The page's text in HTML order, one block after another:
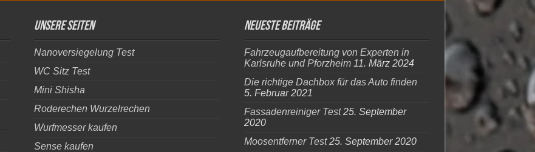
Unsere Seiten
Nanoversiegelung Test
WC Sitz Test
Mini Shisha
Roderechen Wurzelrechen
Wurfmesser kaufen
Sense kaufen
Neueste Beiträge
Fahrzeugaufbereitung von Experten in
Karlsruhe und Pforzheim 11. März 2024
Die richtige Dachbox für das Auto finden
5. Februar 2021
Fassadenreiniger Test 25. September
2020
Moosentferner Test 25. September 2020